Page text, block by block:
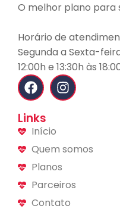
O melhor plano para
Horário de
Segunda a Sexta-
12:00h e 13:30h às
Links
Início
Quem somos
Planos
Parceiros
Contato